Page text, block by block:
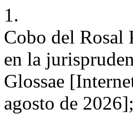
1.
Cobo del Rosal
en la
Glossae
agosto de